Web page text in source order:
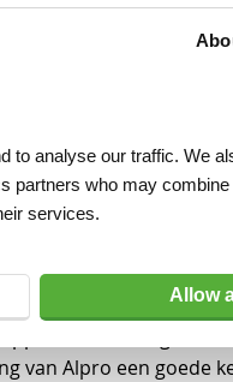
to analyse our traffic. We
partners who may combine
services.
Allow
De Fento
van harte
heeft een PU-
maximale
de knoppen en
kniebeschermer
Dit zorgt niet
van Alpro een goede